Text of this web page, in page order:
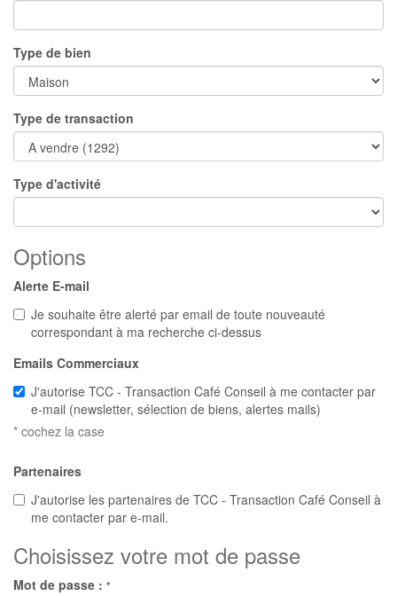
Type de bien
Type de transaction
Type d'activité
Options
Alerte E-mail
Je souhaite être alerté par email de toute nouveauté
correspondant à ma recherche ci-dessus
Emails Commerciaux
J'autorise TCC - Transaction Café Conseil à me contacter par
e-mail (newsletter, sélection de biens, alertes mails)
* cochez la case
Partenaires
J'autorise les partenaires de TCC - Transaction Café Conseil à
me contacter par e-mail.
Choisissez votre mot de passe
Mot de passe : *